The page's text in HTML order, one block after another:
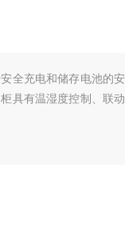
全充电和储存电池的
具有温湿度控制、联